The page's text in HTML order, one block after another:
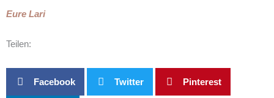
Eure Lari
Teilen:
Facebook Twitter Pinterest